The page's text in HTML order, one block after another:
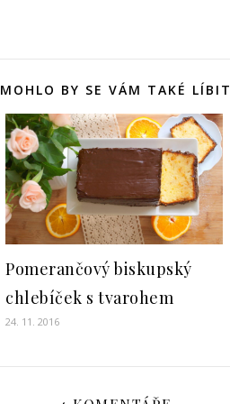
MOHLO BY SE VÁM TAKÉ LÍBIT
Pomerančový biskupský
chlebíček s tvarohem
24. 11. 2016